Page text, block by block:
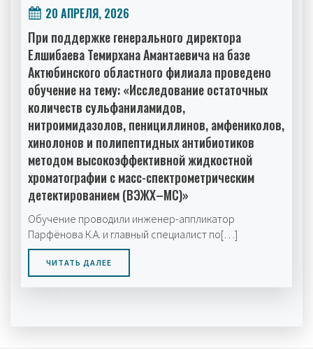
20 АПРЕЛЯ, 2026
При поддержке генерального директора
Елшибаева Темирхана Амантаевича на базе
Актюбинского областного филиала проведено
обучение на тему: «Исследование остаточных
количеств сульфаниламидов,
нитроимидазолов, пенициллинов, амфениколов,
хинолонов и полипептидных антибиотиков
методом высокоэффективной жидкостной
хроматографии с масс-спектрометрическим
детектированием (ВЭЖХ–МС)»
Обучение проводили инженер-аппликатор
Парфёнова К.А. и главный специалист по[…]
ЧИТАТЬ ДАЛЕЕ